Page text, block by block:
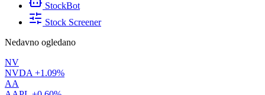
StockBot
Stock Screener
Nedavno ogledano
NV
NVDA +1.09%
AA